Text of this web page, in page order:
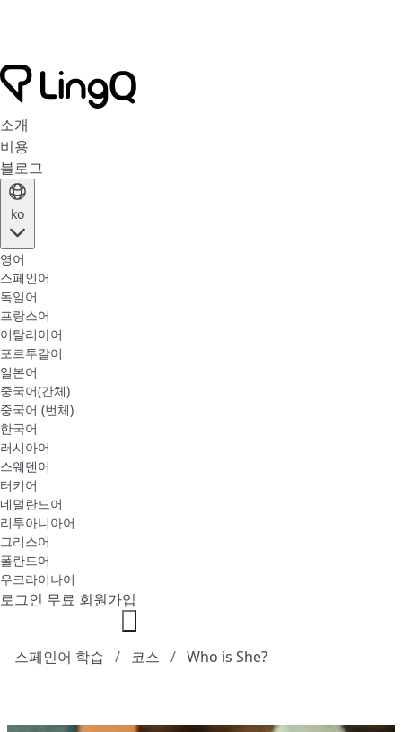
소개
비용
블로그
ko
영어
스페인어
독일어
프랑스어
이탈리아어
포르투갈어
일본어
중국어(간체)
중국어 (번체)
한국어
러시아어
스웨덴어
터키어
네덜란드어
리투아니아어
그리스어
폴란드어
우크라이나어
로그인 무료 회원가입
스페인어 학습 코스 Who is She?